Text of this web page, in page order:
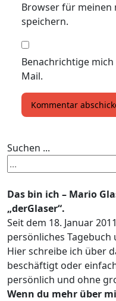
Browser für meinen
speichern.
Benachrichtige
Mail.
Suchen ...
Das bin ich – Mario
„derGlaser“.
Seit dem 18. Januar
persönliches
Hier schreibe ich über
beschäftigt oder
persönlich und ohne
Wenn du mehr über